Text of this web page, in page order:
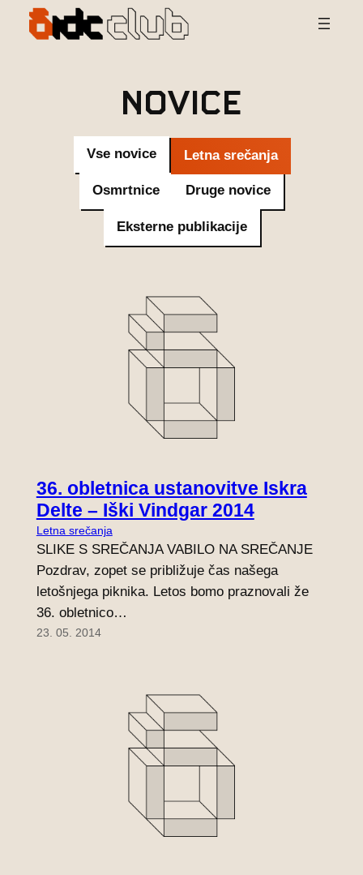
Preskoči
Novice
Vse novice Letna srečanja
Osmrtnice Druge novice
Eksterne publikacije
36. obletnica ustanovitve Iskra
Delte – Iški Vindgar 2014
Letna srečanja
SLIKE S SREČANJA VABILO NA SREČANJE
Pozdrav, zopet se približuje čas našega
letošnjega piknika. Letos bomo praznovali že
36. obletnico…
23. 05. 2014